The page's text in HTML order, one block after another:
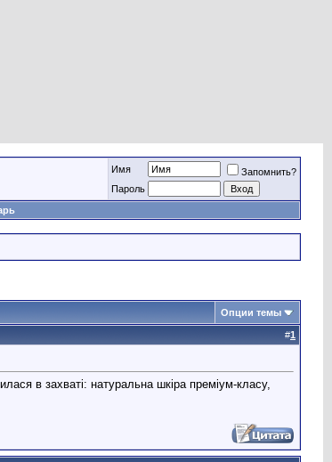
Имя
Запомнить?
Пароль
Опции темы
#1
в захваті: натуральна шкіра преміум-класу,